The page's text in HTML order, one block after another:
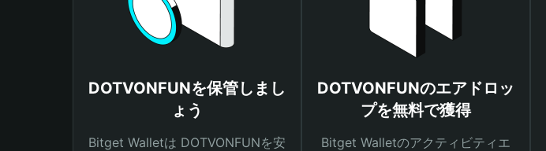
DOTVONFUNを保管しまし
ょう
Bitget Walletは DOTVONFUNを安
DOTVONFUNのエアドロッ
プを無料で獲得
Bitget Walletのアクティビティエ